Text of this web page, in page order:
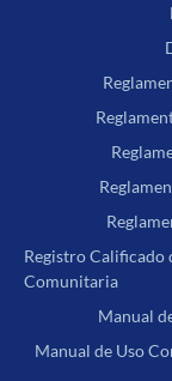
Registro Calificado
Comunitaria
Manual
Manual de Uso